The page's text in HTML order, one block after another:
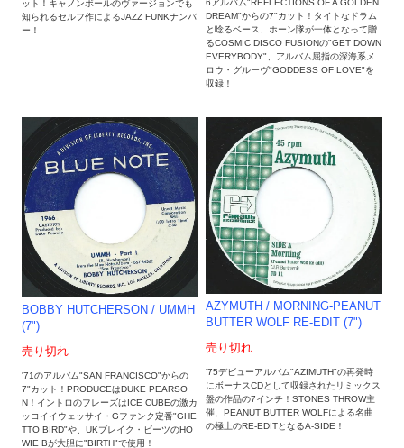
ット！キャノンボールのヴァージョンでも
知られるセルフ作によるJAZZ FUNKナンバ
ー！
6アルバム"REFLECTIONS OF A GOLDEN
DREAM"からの7"カット！タイトなドラム
と唸るベース、ホーン隊が一体となって贈
るCOSMIC DISCO FUSIONの"GET DOWN
EVERYBODY"、アルバム屈指の深海系メ
ロウ・グルーヴ"GODDESS OF LOVE"を
収録！
BOBBY HUTCHERSON / UMMH
(7")
売り切れ
'71のアルバム"SAN FRANCISCO"からの
7"カット！PRODUCEはDUKE PEARSO
N！イントロのフレーズは‎ICE CUBEの激カ
ッコイイウェッサイ・Gファンク定番"GHE
TTO BIRD"や、UKブレイク・ビーツのHO
WIE Bが大胆に"BIRTH"で使用！
AZYMUTH / MORNING-PEANUT
BUTTER WOLF RE-EDIT (7")
売り切れ
'75デビューアルバム"AZIMUTH"の再発時
にボーナスCDとして収録されたリミックス
盤の作品の7インチ！STONES THROW主
催、PEANUT BUTTER WOLFによる名曲
の極上のRE-EDITとなるA-SIDE！